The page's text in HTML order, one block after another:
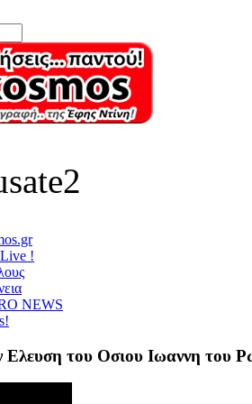
Live !
NEWS
Ελευση του Οσιου Ιωαννη του